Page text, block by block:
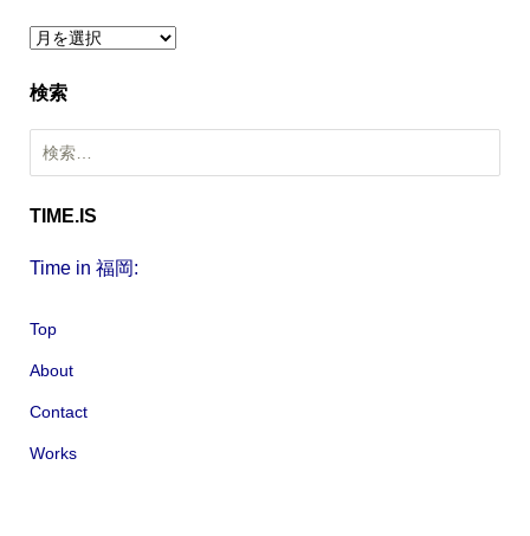
ア
カ
イ
ブ
検索
索
TIME.IS
Time in 福岡:
Top
About
Contact
Works